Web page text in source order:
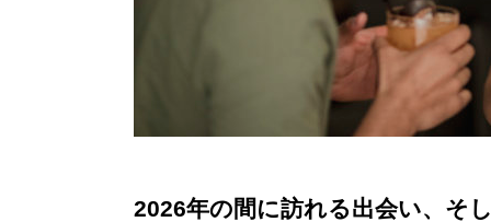
2026年の間に訪れる出会い、そ